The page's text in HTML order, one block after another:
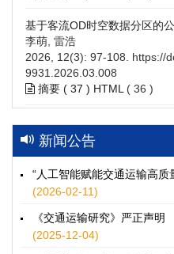
基于客流OD时空数据分区的
李萌, 雷浩
2026, 12(3): 97-108. https://
9931.2026.03.008
摘要 ( 37 ) HTML ( 36 )
高速公路充电设施技术规划
策略
2026, 12(3): 109-124.https://
9931.2026.03.009
摘要 (
HTML
水运港-船多能源融合技术及
新闻公告
“人工智能赋能交通运输高质
(2026-02-11)
《交通运输研究》严正声明
(2025-12-04)